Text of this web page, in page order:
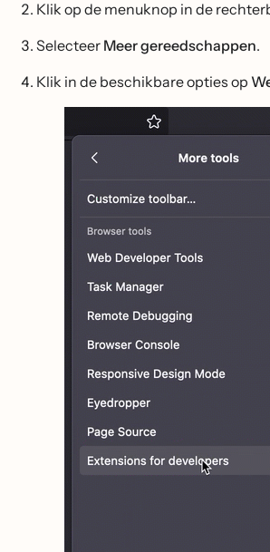
Klik op de menuknop in de
Selecteer Meer gereedschappen.
Klik in de beschikbare opties op